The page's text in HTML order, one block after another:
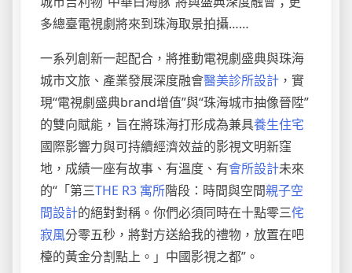
多總臺電視劇將來到珠海取景拍攝……
一系列創新一起配合，將推動電視劇盛典與珠海
城市文旅、產業發展深度融會醫美診所設計 ，實
現“電視劇盛典brand增值”與“珠海城市抽像晉陞”
的雙向賦能，旨在將珠海打形成為兼具養生住宅
國際影響力與可持續經濟效益的影視文明新窪
地，成績一座有故事、有溫度、有會所設計未來
的“「第三THE R3 寓所階段：時間與空間親子空
間設計的絕對對稱。你們必須同時在十點零三侘
寂風分零五秒，將對方送給我的禮物，放置在吧
檯的黃金分割點上。」中國影視之都”。